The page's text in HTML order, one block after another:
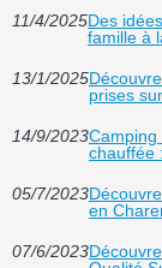
11/4/2025Des
famille à
13/1/2025
prises
14/9/2023Camping
chauffée
05/7/2023
en
07/6/2023